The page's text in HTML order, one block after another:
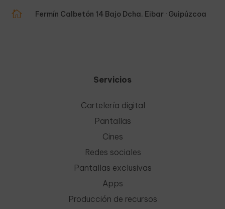
 Fermín Calbetón 14 Bajo Dcha. Eibar · Guipúzcoa
Servicios
Cartelería digital
Pantallas
Cines
Redes sociales
Pantallas exclusivas
Apps
Producción de recursos